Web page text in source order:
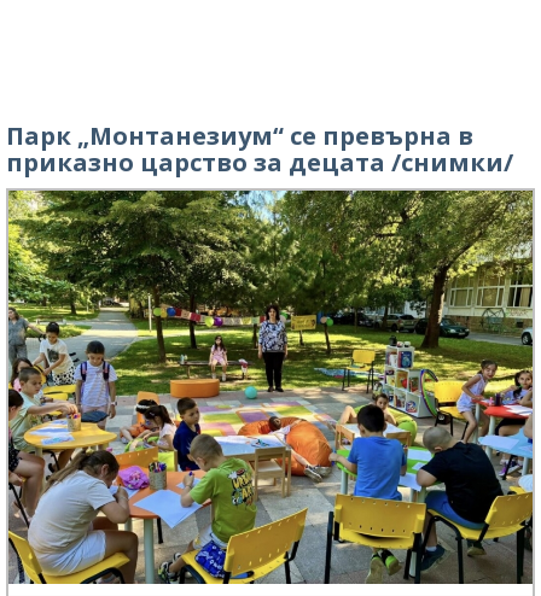
Парк „Монтанезиум“ се превърна в
приказно царство за децата /снимки/